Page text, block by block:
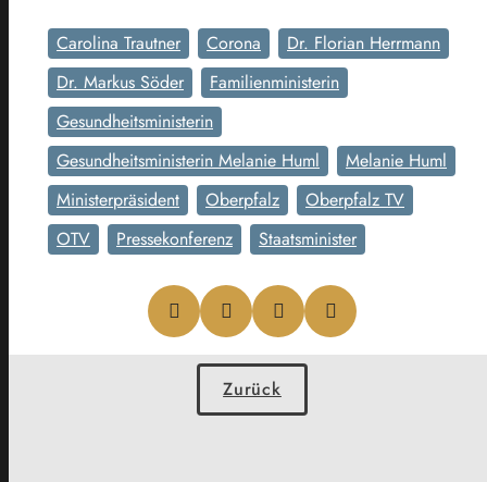
Carolina Trautner Corona
Dr. Florian Herrmann
Dr. Markus Söder
Familienministerin
Gesundheitsministerin
Gesundheitsministerin Melanie Huml
Melanie Huml
Ministerpräsident
Oberpfalz
Oberpfalz TV
OTV
Pressekonferenz Staatsminister
Zurück